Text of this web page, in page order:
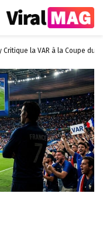
Critique la VAR à la Coupe du